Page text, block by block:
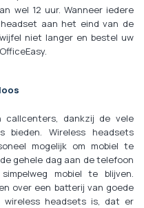
wel 12 uur. Wanneer iedere
aan het eind van de
niet langer en bestel uw
callcenters, dankzij de vele
bieden. Wireless headsets
mogelijk om mobiel te
gehele dag aan de telefoon
mobiel te blijven.
over een batterij van goede
wireless headsets is, dat er